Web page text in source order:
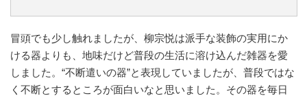
冒頭でも少し触れましたが、柳宗悦は派手な装飾の実用にか
ける器よりも、地味だけど普段の生活に溶け込んだ雑器を愛
しました。“不断遣いの器”と表現していましたが、普段ではな
く不断とするところが面白いなと思いました。その器を毎日